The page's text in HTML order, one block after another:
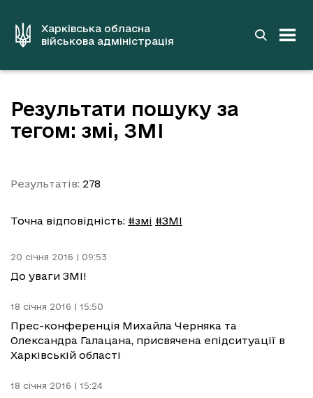
вмістуХарківська обласна
військова адміністрація
Результати пошуку за
тегом: змі, ЗМІ
Результатів: 278
Точна відповідність: #змі #ЗМІ
20 січня 2016 | 09:53
До уваги ЗМІ!
18 січня 2016 | 15:50
Прес-конференція Михайла Черняка та
Олександра Галацана, присвячена епідситуації в
Харківській області
18 січня 2016 | 15:24